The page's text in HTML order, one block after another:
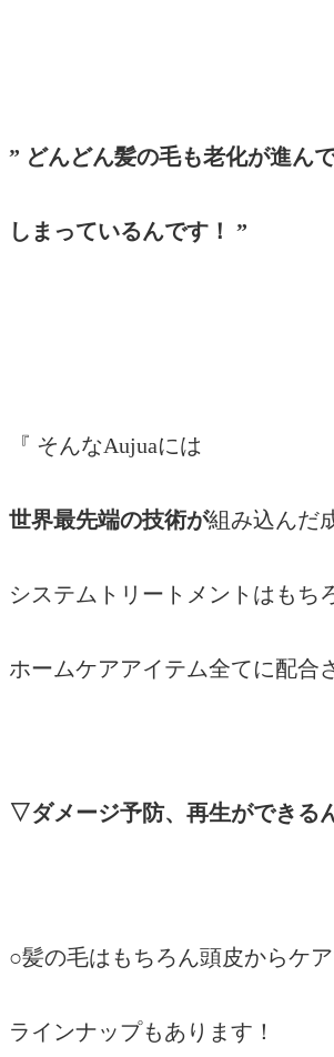
” どんどん髪の毛も老化が進ん
しまっているんです！ ”
『 そんなAujuaには
‌世界最先端の技術が組み込んだ
システムトリートメントはもち
ホームケアアイテム全てに配合
▽ダメージ予防、再生ができる
○髪の毛はもちろん頭皮からケ
ラインナップもあります！